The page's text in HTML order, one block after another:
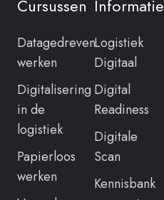
Cursussen
Datagedreven
werken
Digitalisering
in de
logistiek
Papierloos
werken
Informatie
Logistiek
Digitaal
Digital
Readiness
Digitale
Scan
Kennisbank